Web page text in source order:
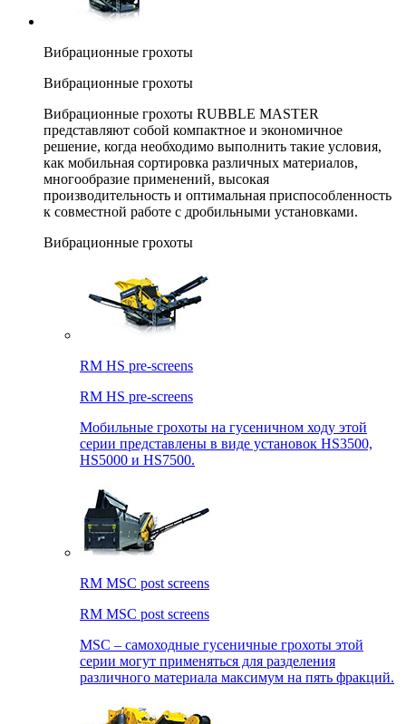
Вибрационные грохоты
Вибрационные грохоты
Вибрационные грохоты RUBBLE MASTER
представляют собой компактное и экономичное
решение, когда необходимо выполнить такие условия,
как мобильная сортировка различных материалов,
многообразие применений, высокая
производительность и оптимальная приспособленность
к совместной работе с дробильными установками.
Вибрационные грохоты
RM HS pre-screens
RM HS pre-screens
Мобильные грохоты на гусеничном ходу этой
серии представлены в виде установок HS3500,
HS5000 и HS7500.
RM MSC post screens
RM MSC post screens
MSC – самоходные гусеничные грохоты этой
серии могут применяться для разделения
различного материала максимум на пять фракций.